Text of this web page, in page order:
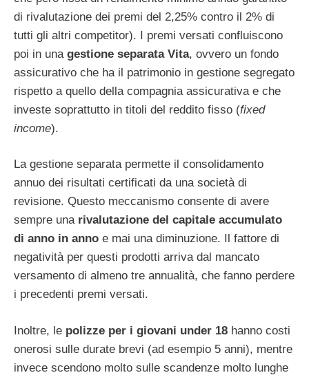
di rivalutazione dei premi del 2,25% contro il 2% di
tutti gli altri competitor). I premi versati confluiscono
poi in una gestione separata Vita, ovvero un fondo
assicurativo che ha il patrimonio in gestione segregato
rispetto a quello della compagnia assicurativa e che
investe soprattutto in titoli del reddito fisso (fixed
income).
La gestione separata permette il consolidamento
annuo dei risultati certificati da una società di
revisione. Questo meccanismo consente di avere
sempre una rivalutazione del capitale accumulato
di anno in anno e mai una diminuzione. Il fattore di
negatività per questi prodotti arriva dal mancato
versamento di almeno tre annualità, che fanno perdere
i precedenti premi versati.
Inoltre, le polizze per i giovani under 18 hanno costi
onerosi sulle durate brevi (ad esempio 5 anni), mentre
invece scendono molto sulle scandenze molto lunghe